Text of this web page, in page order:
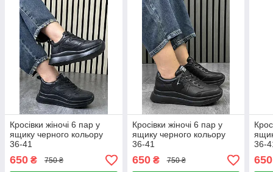
Кросівки жіночі 6 пар у
ящику черного кольору
36-41
650 ₴ 750 ₴
Кросівки жіночі 6 пар у
ящику черного кольору
36-41
650₴ 750 ₴
36-
650